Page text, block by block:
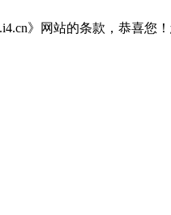
》网站的条款，恭喜您